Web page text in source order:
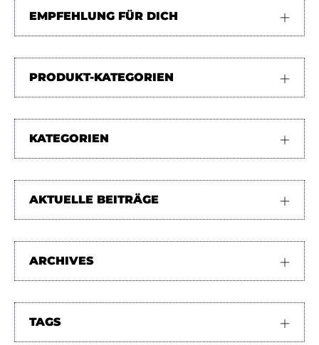
EMPFEHLUNG FÜR DICH
PRODUKT-KATEGORIEN
KATEGORIEN
AKTUELLE BEITRÄGE
ARCHIVES
TAGS